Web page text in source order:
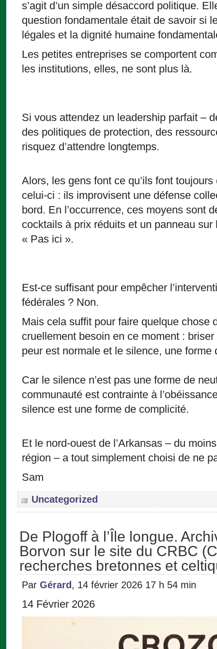
s’agit d’un simple désaccord politique.
question fondamentale était de savoir si
légales et la dignité humaine
Les petites entreprises se comportent
les institutions, elles, ne sont plus là.
Si vous attendez un leadership parfait –
des politiques de protection, des
risquez d’attendre longtemps.
Alors, les gens font ce qu’ils font
celui-ci : ils improvisent une défense
bord. En l’occurrence, ces moyens sont
cocktails à prix réduits et un panneau
« Pas ici ».
Est-ce suffisant pour empêcher
fédérales ? Non.
Mais cela suffit pour faire quelque chose
cruellement besoin en ce moment :
peur est normale et le silence, une forme
Car le silence n’est pas une forme de
communauté est contrainte à
silence est une forme de complicité.
Et le nord-ouest de l’Arkansas – du
région – a tout simplement choisi de ne
Sam
Uncategorized
De Plogoff à l’Île longue.
Borvon sur le site du CRBC
recherches bretonnes et
Par Gérard, 14 février 2026 17 h 54 min
14 Février 2026